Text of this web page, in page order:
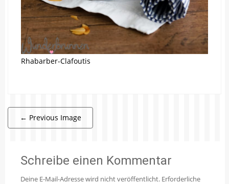
Rhabarber-Clafoutis
← Previous Image
Schreibe einen Kommentar
Deine E-Mail-Adresse wird nicht veröffentlicht. Erforderliche